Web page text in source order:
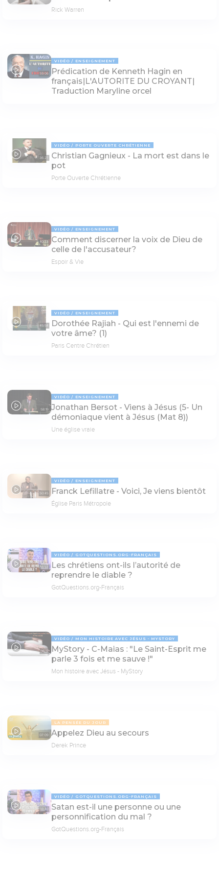
Rick Warren
59:06
VIDÉO ENSEIGNEMENT
Prédication de Kenneth Hagin en
français|L'AUTORITE DU CROYANT|
Traduction Maryline orcel
36:27
VIDÉO PORTE OUVERTE CHRÉTIENNE
Christian Gagnieux - La mort est dans le
pot
Porte Ouverte Chrétienne
40:33
VIDÉO ENSEIGNEMENT
Comment discerner la voix de Dieu de
celle de l'accusateur?
Espoir & Vie
45:54
VIDÉO ENSEIGNEMENT
Dorothée Rajiah - Qui est l'ennemi de
votre âme? (1)
Paris Centre Chrétien
58:19
VIDÉO ENSEIGNEMENT
Jonathan Bersot - Viens à Jésus (5- Un
démoniaque vient à Jésus (Mat 8))
Une église vraie
50:45
VIDÉO ENSEIGNEMENT
Franck Lefillatre - Voici, Je viens bientôt
Église Paris Métropole
03:37
VIDÉO GOTQUESTIONS.ORG-FRANÇAIS
Les chrétiens ont-ils lʼautorité de
reprendre le diable ?
GotQuestions.org-Français
08:12
VIDÉO MON HISTOIRE AVEC JÉSUS - MYSTORY
MyStory - C-Maias : "Le Saint-Esprit me
parle 3 fois et me sauve !"
Mon histoire avec Jésus - MyStory
07:09
LA PENSÉE DU JOUR
Appelez Dieu au secours
Derek Prince
03:40
VIDÉO GOTQUESTIONS.ORG-FRANÇAIS
Satan est-il une personne ou une
personnification du mal ?
GotQuestions.org-Français